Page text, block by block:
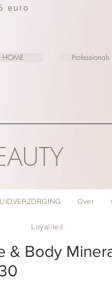
euro
HOME Professionals
Over
Loyaliteit
& Body